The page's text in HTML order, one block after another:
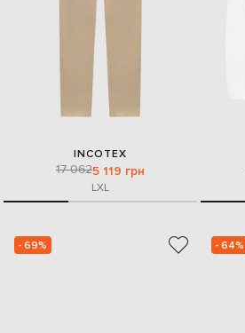
INCOTEX
17 0625 119 грн
LXL
- 69% - 64%